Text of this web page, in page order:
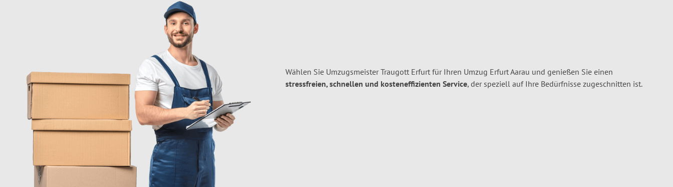
Wählen Sie Umzugsmeister Traugott Erfurt für Ihren Umzug Erfurt Aarau und genießen Sie einen
stressfreien, schnellen und kosteneffizienten Service, der speziell auf Ihre Bedürfnisse zugeschnitten ist.